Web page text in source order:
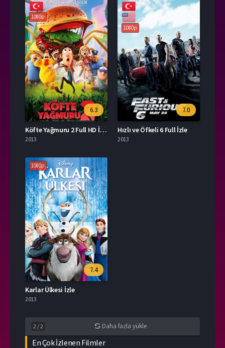
1080p
6.3
Köfte Yağmuru 2 Full HD İzle
2013
1080p
7.0
Hızlı ve Öfkeli 6 Full İzle
2013
1080p
7.4
Karlar Ülkesi İzle
2013
2 /2 Daha fazla yükle
En Çok İzlenen Filmler